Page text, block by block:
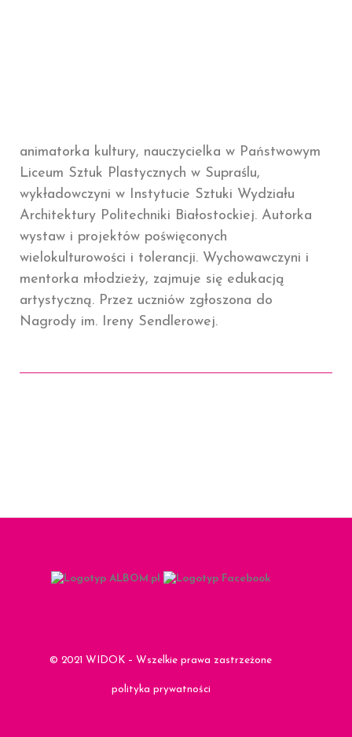
animatorka kultury, nauczycielka w Państwowym
Liceum Sztuk Plastycznych w Supraślu,
wykładowczyni w Instytucie Sztuki Wydziału
Architektury Politechniki Białostockiej. Autorka
wystaw i projektów poświęconych
wielokulturowości i tolerancji. Wychowawczyni i
mentorka młodzieży, zajmuje się edukacją
artystyczną. Przez uczniów zgłoszona do
Nagrody im. Ireny Sendlerowej.
© 2021 WIDOK – Wszelkie prawa zastrzeżone
polityka prywatności